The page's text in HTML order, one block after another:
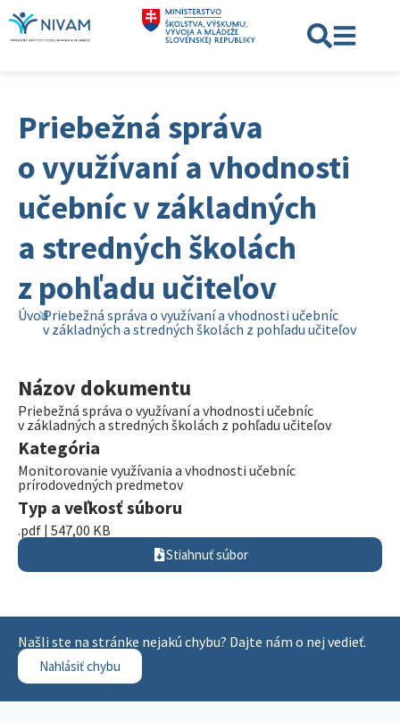
Priebežná správa
o využívaní a vhodnosti
učebníc v základných
a stredných školách
z pohľadu učiteľov
ÚvodPriebežná správa o využívaní a vhodnosti učebníc
v základných a stredných školách z pohľadu učiteľov
Názov dokumentu
Priebežná správa o využívaní a vhodnosti učebníc
v základných a stredných školách z pohľadu učiteľov
Kategória
Monitorovanie využívania a vhodnosti učebníc
prírodovedných predmetov
Typ a veľkosť súboru
.pdf | 547,00 KB
Stiahnuť súbor
Našli ste na stránke nejakú chybu? Dajte nám o nej vedieť.
Nahlásiť chybu